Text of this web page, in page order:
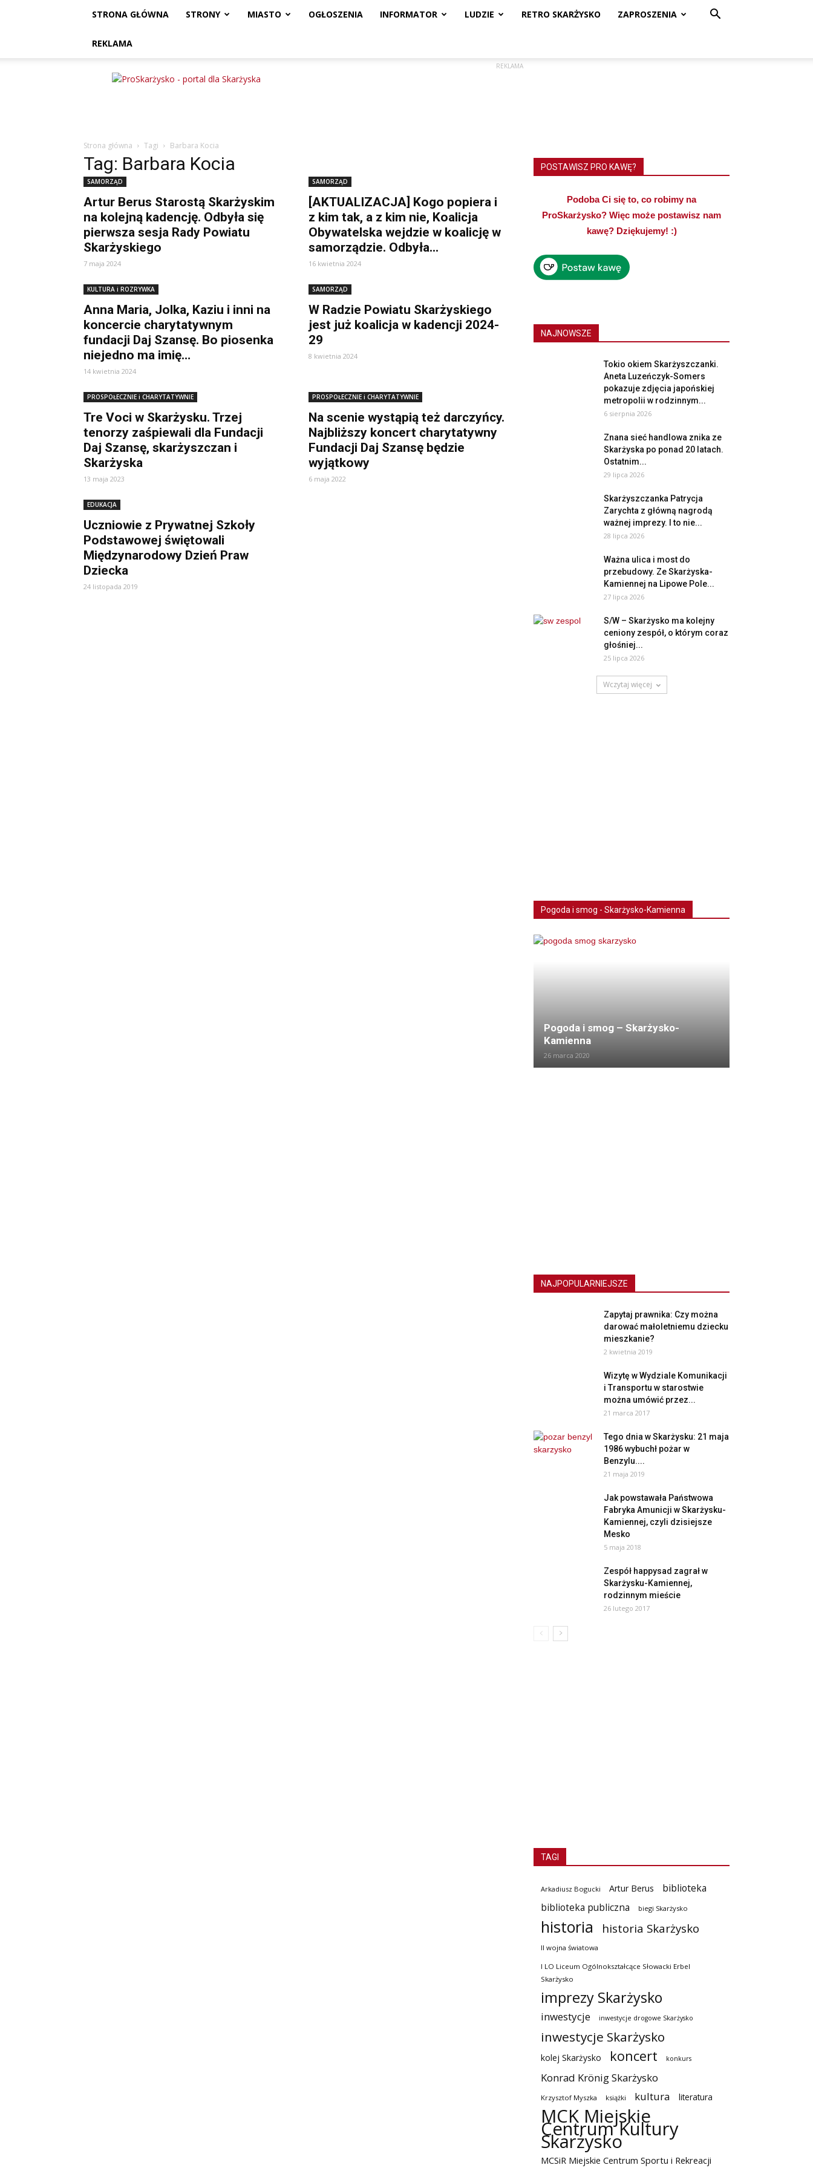
STRONA GŁÓWNA STRONY MIASTO OGŁOSZENIA INFORMATOR LUDZIE RETRO SKARŻYSKO ZAPROSZENIA
REKLAMA
ProSkarżysko
REKLAMA
Strona główna Tagi Barbara Kocia
Tag: Barbara Kocia
SAMORZĄD
Artur Berus Starostą Skarżyskim
na kolejną kadencję. Odbyła się
pierwsza sesja Rady Powiatu
Skarżyskiego
7 maja 2024
SAMORZĄD
[AKTUALIZACJA] Kogo popiera i
z kim tak, a z kim nie, Koalicja
Obywatelska wejdzie w koalicję w
samorządzie. Odbyła...
16 kwietnia 2024
KULTURA i ROZRYWKA
Anna Maria, Jolka, Kaziu i inni na
koncercie charytatywnym
fundacji Daj Szansę. Bo piosenka
niejedno ma imię…
14 kwietnia 2024
SAMORZĄD
W Radzie Powiatu Skarżyskiego
jest już koalicja w kadencji 2024-
29
8 kwietnia 2024
PROSPOŁECZNIE i CHARYTATYWNIE
Tre Voci w Skarżysku. Trzej
tenorzy zaśpiewali dla Fundacji
Daj Szansę, skarżyszczan i
Skarżyska
13 maja 2023
PROSPOŁECZNIE i CHARYTATYWNIE
Na scenie wystąpią też darczyńcy.
Najbliższy koncert charytatywny
Fundacji Daj Szansę będzie
wyjątkowy
6 maja 2022
EDUKACJA
Uczniowie z Prywatnej Szkoły
Podstawowej świętowali
Międzynarodowy Dzień Praw
Dziecka
24 listopada 2019
POSTAWISZ PRO KAWĘ?
Podoba Ci się to, co robimy na
ProSkarżysko? Więc może postawisz nam
kawę? Dziękujemy! :)
NAJNOWSZE
Tokio okiem Skarżyszczanki.
Aneta Luzeńczyk-Somers
pokazuje zdjęcia japońskiej
metropolii w rodzinnym...
6 sierpnia 2026
Znana sieć handlowa znika ze
Skarżyska po ponad 20 latach.
Ostatnim...
29 lipca 2026
Skarżyszczanka Patrycja
Zarychta z główną nagrodą
ważnej imprezy. I to nie...
28 lipca 2026
Ważna ulica i most do
przebudowy. Ze Skarżyska-
Kamiennej na Lipowe Pole...
27 lipca 2026
S/W – Skarżysko ma kolejny
ceniony zespół, o którym coraz
głośniej...
25 lipca 2026
Wczytaj więcej
Pogoda i smog - Skarżysko-Kamienna
Pogoda i smog – Skarżysko-
Kamienna
26 marca 2020
NAJPOPULARNIEJSZE
Zapytaj prawnika: Czy można
darować małoletniemu dziecku
mieszkanie?
2 kwietnia 2019
Wizytę w Wydziale Komunikacji
i Transportu w starostwie
można umówić przez...
21 marca 2017
Tego dnia w Skarżysku: 21 maja
1986 wybuchł pożar w
Benzylu....
21 maja 2019
Jak powstawała Państwowa
Fabryka Amunicji w Skarżysku-
Kamiennej, czyli dzisiejsze
Mesko
5 maja 2018
Zespół happysad zagrał w
Skarżysku-Kamiennej,
rodzinnym mieście
26 lutego 2017
TAGI
Arkadiusz Bogucki Artur Berus
biblioteka
biblioteka publiczna
biegi Skarżysko
historia historia Skarżysko
II wojna światowa
I LO Liceum Ogólnokształcące Słowacki Erbel
Skarżysko
imprezy Skarżysko
inwestycje inwestycje drogowe Skarżysko
inwestycje Skarżysko
kolej Skarżysko koncert konkurs
Konrad Krönig Skarżysko
Krzysztof Myszka książki kultura literatura
MCK Miejskie
Centrum Kultury
Skarżysko
MCSiR Miejskie Centrum Sportu i Rekreacji